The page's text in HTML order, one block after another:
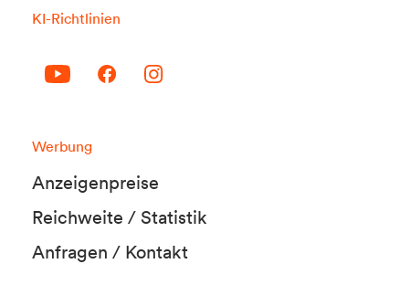
KI-Richtlinien
Werbung
Anzeigenpreise
Reichweite / Statistik
Anfragen / Kontakt